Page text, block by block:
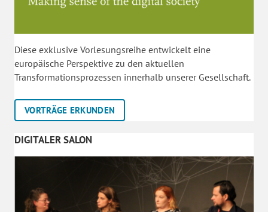
Diese exklusive Vorlesungsreihe entwickelt eine
europäische Perspektive zu den aktuellen
Transformationsprozessen innerhalb unserer Gesellschaft.
VORTRÄGE ERKUNDEN
DIGITALER SALON